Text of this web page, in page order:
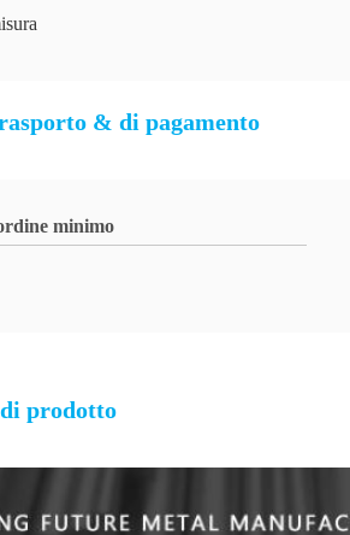
& di pagamento
minimo
prodotto